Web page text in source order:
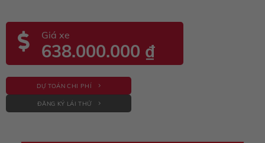
Giá xe
638.000.000 ₫
DỰ TOÁN CHI PHÍ
ĐĂNG KÝ LÁI THỬ